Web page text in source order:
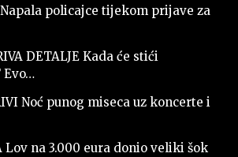
Napala policajce tijekom prijave za
DETALJE Kada će stići
Evo…
Noć punog miseca uz koncerte i
Lov na 3.000 eura donio veliki šok